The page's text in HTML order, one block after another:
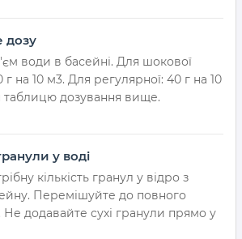
дозу
води в басейні. Для шокової
г на 10 м3. Для регулярної: 40 г на 10
таблицю дозування вище.
у воді
кількість гранул у відро з
Перемішуйте до повного
Не додавайте сухі гранули прямо у